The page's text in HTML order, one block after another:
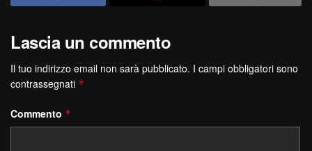
Lascia un commento
Il tuo indirizzo email non sarà pubblicato. I campi obbligatori sono
contrassegnati *
Commento *